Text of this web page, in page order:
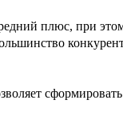
плюс, при
сформировать